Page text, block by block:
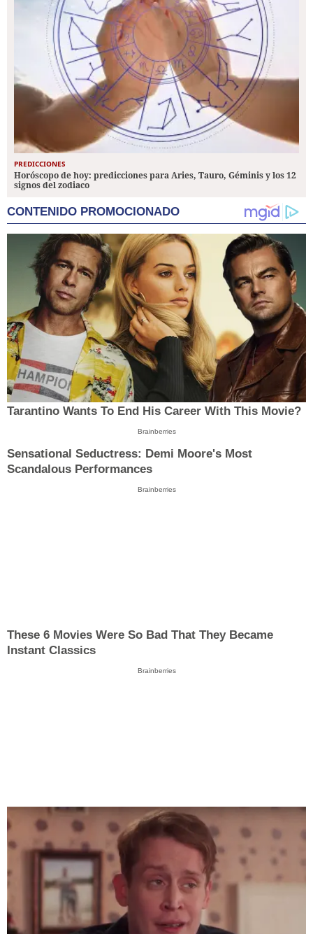
PREDICCIONES
Horóscopo de hoy: predicciones para Aries, Tauro, Géminis y los 12
signos del zodiaco
CONTENIDO PROMOCIONADO
Tarantino Wants To End His Career With This Movie?
Brainberries
Sensational Seductress: Demi Moore's Most
Scandalous Performances
Brainberries
These 6 Movies Were So Bad That They Became
Instant Classics
Brainberries